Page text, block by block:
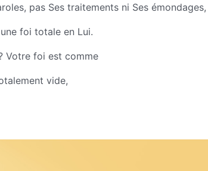
pas Ses traitements ni Ses émondages,
foi totale en Lui.
Votre foi est comme
vide,
ni la vie, ni la vérité,
niez le Dieu sur terre,